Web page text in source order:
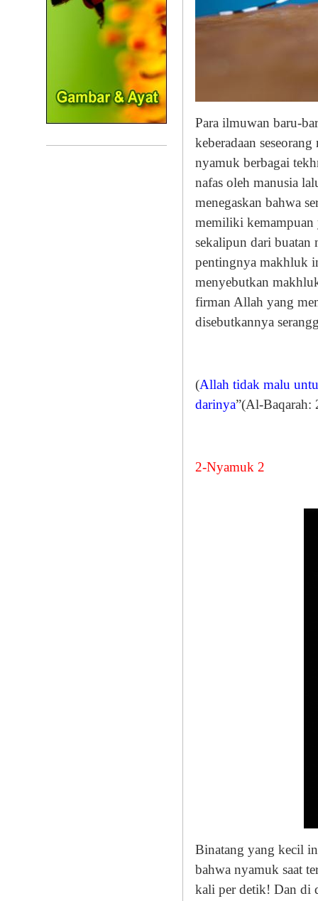
Para ilmuwan baru-
keberadaan
nyamuk berbagai
nafas oleh manusia
menegaskan bahwa
memiliki kemampuan
sekalipun dari buatan
pentingnya makhluk
menyebutkan
firman Allah yang
disebutkannya
(Allah tidak malu
darinya”(Al-Baqarah:
2-Nyamuk 2
Binatang yang kecil
bahwa nyamuk saat
kali per detik! Dan di